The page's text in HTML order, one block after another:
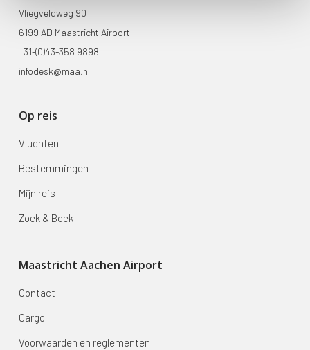
Vliegveldweg 90
6199 AD Maastricht Airport
+31-(0)43-358 9898
infodesk@maa.nl
Op reis
Vluchten
Bestemmingen
Mijn reis
Zoek & Boek
Maastricht Aachen Airport
Contact
Cargo
Voorwaarden en reglementen